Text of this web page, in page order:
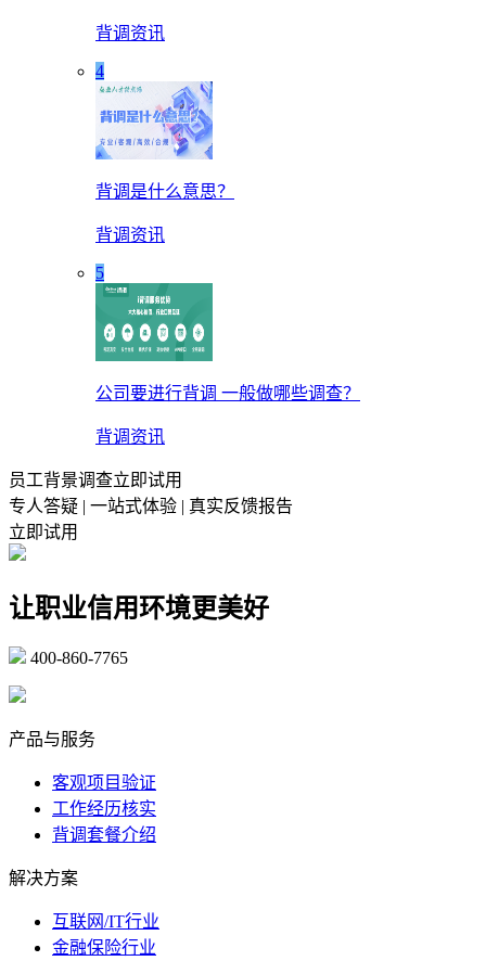
背调资讯
4
背调是什么意思？
背调资讯
5
公司要进行背调 一般做哪些调查？
背调资讯
员工背景调查立即试用
专人答疑 | 一站式体验 | 真实反馈报告
立即试用
让职业信用环境更美好
400-860-7765
产品与服务
客观项目验证
工作经历核实
背调套餐介绍
解决方案
互联网/IT行业
金融保险行业